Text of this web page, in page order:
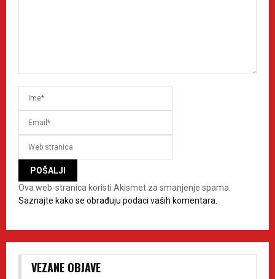
Ova web-stranica koristi Akismet za smanjenje spama.
Saznajte kako se obrađuju podaci vaših komentara.
VEZANE OBJAVE